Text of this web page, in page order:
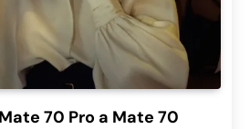
70 Pro a Mate 70